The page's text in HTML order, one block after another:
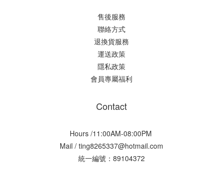
售後服務
聯絡方式
退換貨服務
運送政策
隱私政策
會員專屬福利
Contact
Hours /11:00AM-08:00PM
Mail / ting8265337@hotmail.com
統一編號：89104372